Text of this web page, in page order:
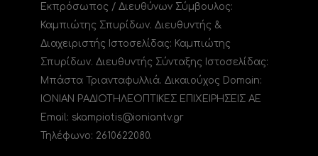
Εκπρόσωπος / Διευθύνων Σύμβουλος:
Καμπιώτης Σπυρίδων. Διευθυντής &
Διαχειριστής Ιστοσελίδας: Καμπιώτης
Σπυρίδων. Διευθυντής Σύνταξης Ιστοσελίδας:
Μπάστα Τριανταφυλλιά. Δικαιούχος Domain:
ΙΟΝΙΑΝ ΡΑΔΙΟΤΗΛΕΟΠΤΙΚΕΣ ΕΠΙΧΕΙΡΗΣΕΙΣ ΑΕ
Email: skampiotis@ioniantv.gr
Τηλέφωνο: 2610622080.